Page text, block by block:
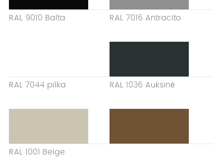
RAL 9010 Balta RAL 7016 Antracito
RAL 7044 pilka RAL 1036 Auksinė
RAL 1001 Beige